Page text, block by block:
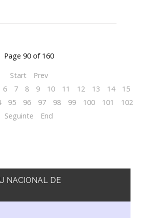
Page 90 of 160
Start
Prev
6 7 8 9 10 11 12 13 14 15
95 96 97 98 99 100 101 102
Seguinte
End
NACIONAL DE